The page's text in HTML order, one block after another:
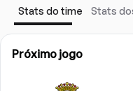
Stats do time Stats
Próximo jogo